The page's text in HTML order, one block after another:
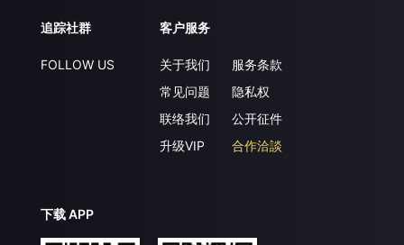
追踪社群
FOLLOW US
客户服务
关于我们
常见问题
联络我们
升级VIP
服务条款
隐私权
公开征件
合作洽談
下载 APP